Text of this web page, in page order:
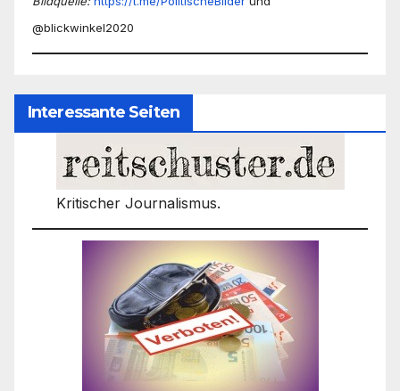
@blickwinkel2020
Interessante Seiten
Kritischer Journalismus.